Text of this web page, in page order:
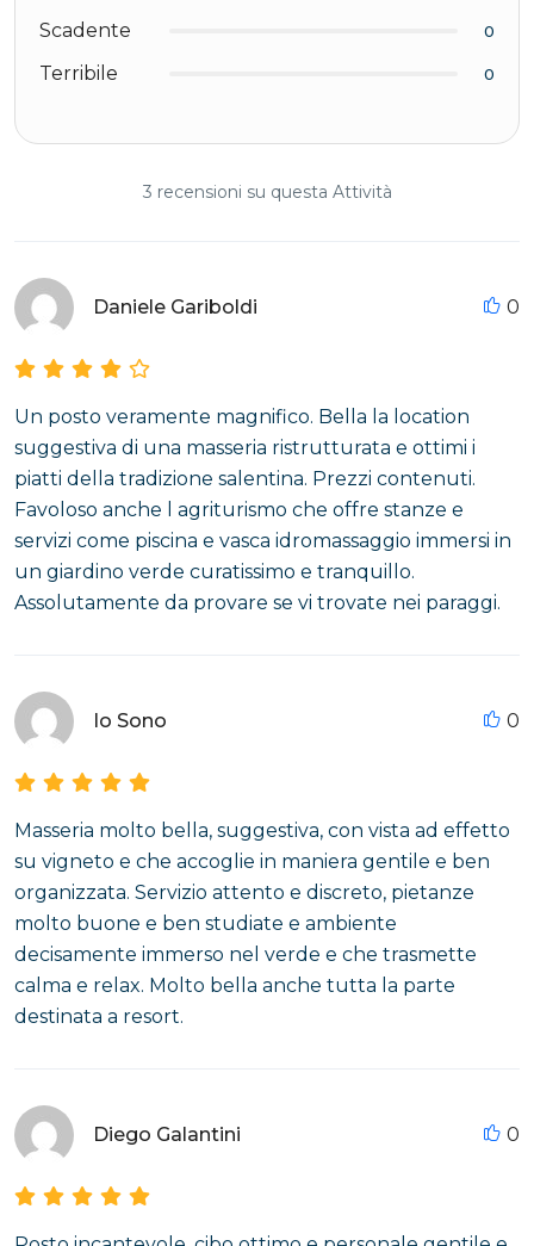
Scadente 0
Terribile 0
3 recensioni su questa Attività
Daniele Gariboldi 0
Un posto veramente magnifico. Bella la location
suggestiva di una masseria ristrutturata e ottimi i
piatti della tradizione salentina. Prezzi contenuti.
Favoloso anche l agriturismo che offre stanze e
servizi come piscina e vasca idromassaggio immersi in
un giardino verde curatissimo e tranquillo.
Assolutamente da provare se vi trovate nei paraggi.
Io Sono 0
Masseria molto bella, suggestiva, con vista ad effetto
su vigneto e che accoglie in maniera gentile e ben
organizzata. Servizio attento e discreto, pietanze
molto buone e ben studiate e ambiente
decisamente immerso nel verde e che trasmette
calma e relax. Molto bella anche tutta la parte
destinata a resort.
Diego Galantini 0